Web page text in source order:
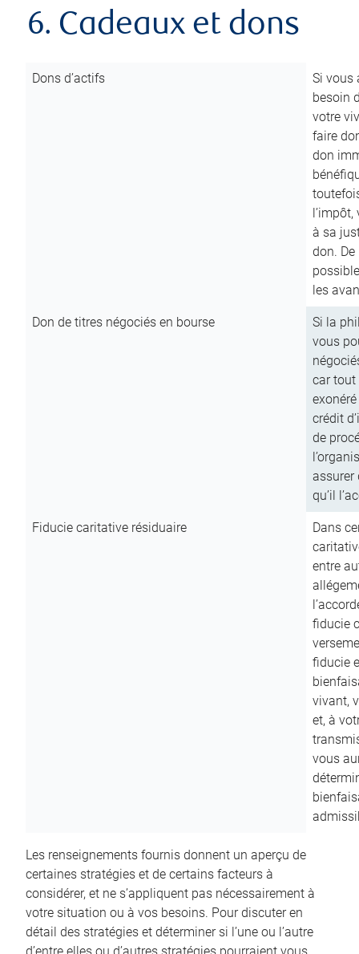
6. Cadeaux et dons
Dons d’actifs
Si vous
besoin
votre
faire
don
à sa
don.
les
Don de titres négociés en bourse
Si la
vous
car tout
crédit
de
assurer
qu’il
Fiducie caritative résiduaire
Dans
entre
fiducie
fiducie
vivant,
et, à
vous
Les renseignements fournis donnent un aperçu de
certaines stratégies et de certains facteurs à
considérer, et ne s’appliquent pas nécessairement à
votre situation ou à vos besoins. Pour discuter en
détail des stratégies et déterminer si l’une ou l’autre
d’entre elles ou d’autres stratégies pourraient vous